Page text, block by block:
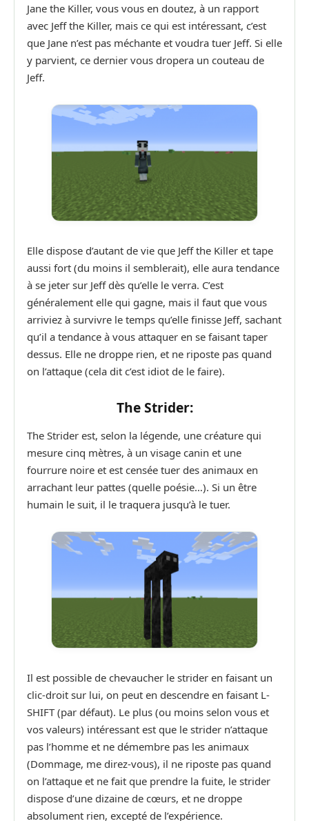
Jane the Killer, vous vous en doutez, à un rapport
avec Jeff the Killer, mais ce qui est intéressant, c’est
que Jane n’est pas méchante et voudra tuer Jeff. Si elle
y parvient, ce dernier vous dropera un couteau de
Jeff.
Elle dispose d’autant de vie que Jeff the Killer et tape
aussi fort (du moins il semblerait), elle aura tendance
à se jeter sur Jeff dès qu’elle le verra. C’est
généralement elle qui gagne, mais il faut que vous
arriviez à survivre le temps qu’elle finisse Jeff, sachant
qu’il a tendance à vous attaquer en se faisant taper
dessus. Elle ne droppe rien, et ne riposte pas quand
on l’attaque (cela dit c’est idiot de le faire).
The Strider:
The Strider est, selon la légende, une créature qui
mesure cinq mètres, à un visage canin et une
fourrure noire et est censée tuer des animaux en
arrachant leur pattes (quelle poésie…). Si un être
humain le suit, il le traquera jusqu’à le tuer.
Il est possible de chevaucher le strider en faisant un
clic-droit sur lui, on peut en descendre en faisant L-
SHIFT (par défaut). Le plus (ou moins selon vous et
vos valeurs) intéressant est que le strider n’attaque
pas l’homme et ne démembre pas les animaux
(Dommage, me direz-vous), il ne riposte pas quand
on l’attaque et ne fait que prendre la fuite, le strider
dispose d’une dizaine de cœurs, et ne droppe
absolument rien, excepté de l’expérience.